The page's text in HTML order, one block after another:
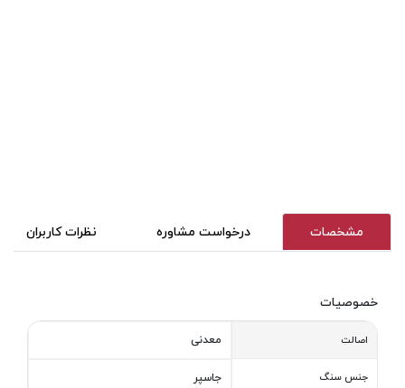
مشخصات درخواست مشاوره نظرات کاربران
خصوصیات
اصالت معدنی
جنس سنگ جاسپر